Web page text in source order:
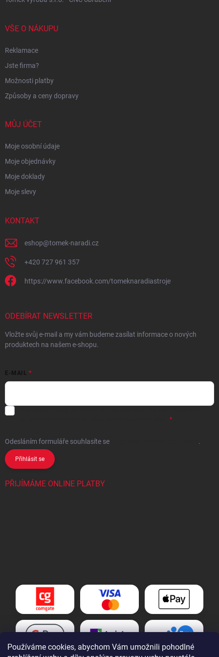
Používáme cookies, abychom Vám umožnili pohodlné
VŠE O NÁKUPU
Reklamace
Jste firma?
Možnosti platby
Způsoby a ceny dopravy
MŮJ ÚČET
Moje osobní údaje
Moje objednávky
Moje doklady
Moje slevy
KONTAKT
eshop@tomek-naradi.cz
+420 727 961 357
https://www.facebook.com/tomeknaradiastroje
ODEBÍRAT NEWSLETTER
Vložte svůj e-mail a my vám budeme zasílat informace o nových
produktech na našem e-shopu.
E-MAIL
Odesláním formuláře souhlasíte se .
Přihlásit se
PŘIJÍMÁME ONLINE PLATBY